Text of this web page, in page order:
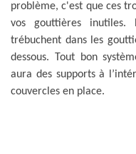
problème, c'est que ces
vos gouttières inutiles.
trébuchent dans les
dessous. Tout bon
aura des supports à
couvercles en place.